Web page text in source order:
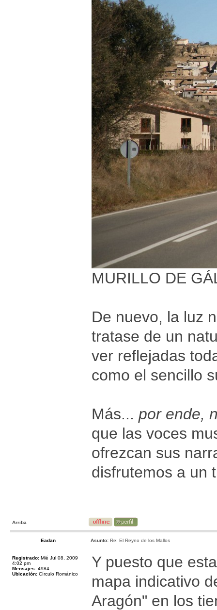
MURILLO DE
De nuevo, la luz
tratase de un
ver reflejadas
como el sencillo
Más... por ende,
que las voces
ofrezcan sus
disfrutemos a un
Arriba
Eadan Asunto: Re: El Reyno de los Mallos
Registrado: Mié Jul 08, 2009
4:02 pm
Mensajes: 4984
Ubicación: Círculo Románico
Y puesto que
mapa indicativo
Aragón" en los